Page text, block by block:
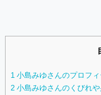
1 小島みゆさんのプロフ
2 小島みゆさんのくびれや